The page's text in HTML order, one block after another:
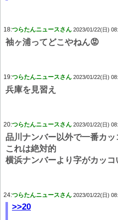
18:つらたんニュースさん 2023/01/22(日)
袖ヶ浦ってどこやねん😡
19:つらたんニュースさん 2023/01/22(日)
兵庫を見習え
20:つらたんニュースさん 2023/01/22(日)
品川ナンバー以外で一番カ
これは絶対的
横浜ナンバーより字がカッコ
24:つらたんニュースさん 2023/01/22(日)
>>20